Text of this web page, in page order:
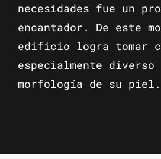
necesidades fue un
encantador. De este
edificio logra tomar
especialmente
morfología de su piel.